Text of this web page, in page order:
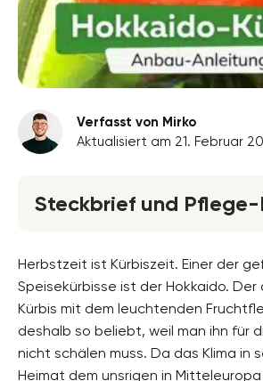
Verfasst von Mirko
Aktualisiert am 21. Februar
Steckbrief und
gelb
Standort
Halbschatten, Sonnig
Blütezeit
Herbstzeit ist Kürbiszeit. Einer der
Speisekürbisse ist der Hokkaido.
Kürbis mit dem leuchtenden
deshalb so beliebt, weil man ihn für
nicht schälen muss. Da das Klima in
Heimat dem unsrigen in